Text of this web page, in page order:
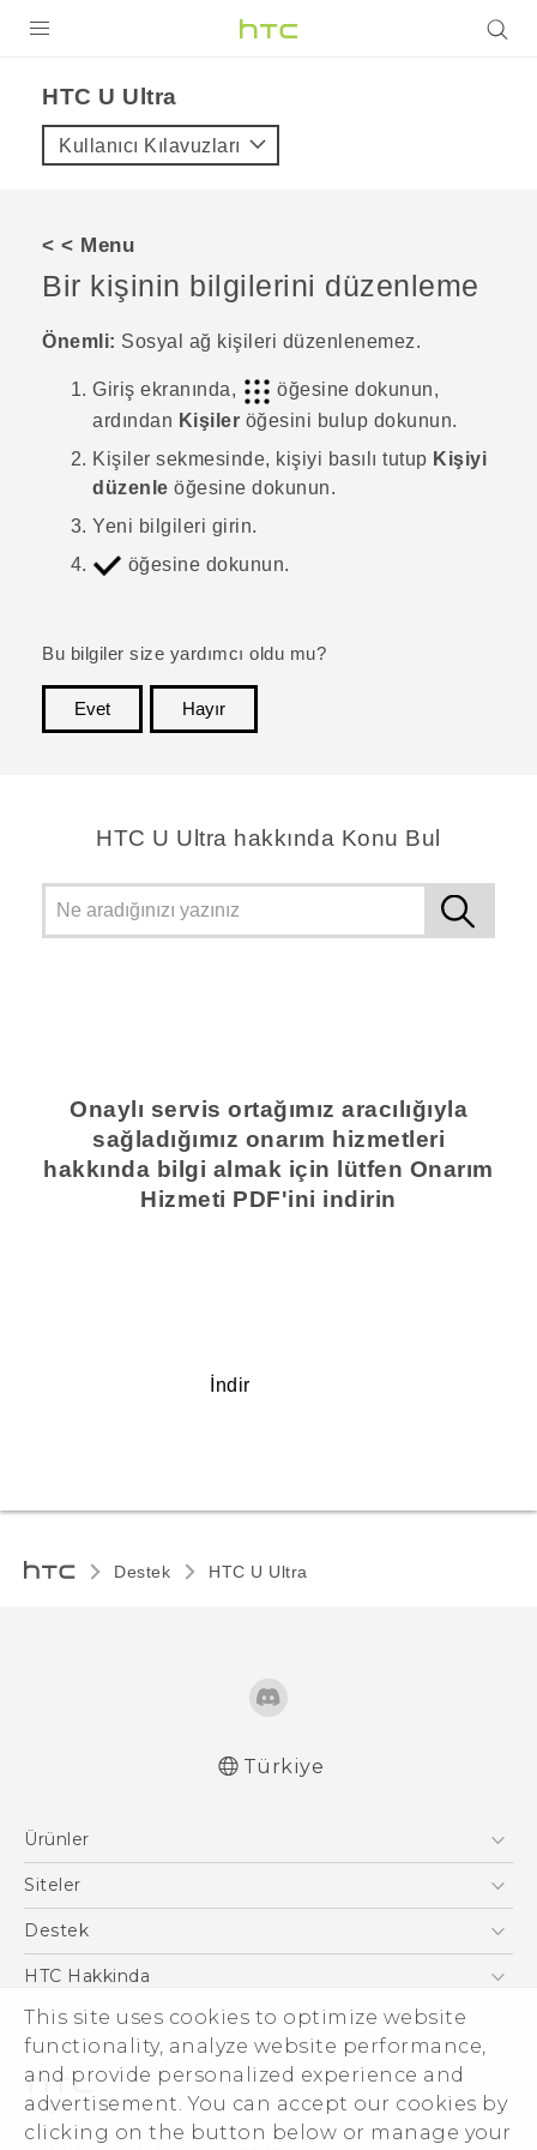
This site uses cookies to optimize website
functionality, analyze website performance,
and provide personalized experience and
advertisement. You can accept our cookies by
clicking on the button below or manage your
VIVE
VIVERSE
DESTEK
HTC U Ultra‎
Kullanıcı Kılavuzları
< < Menu
Bir kişinin bilgilerini düzenleme
Önemli: Sosyal ağ kişileri düzenlenemez.
Giriş ekranında,
öğesine dokunun,
ardından Kişiler öğesini bulup dokunun.
Kişiler sekmesinde, kişiyi basılı tutup Kişiyi
düzenle öğesine dokunun.
Yeni bilgileri girin.
öğesine dokunun.
Bu bilgiler size yardımcı oldu mu?
Evet
Hayır
HTC U Ultra hakkında Konu Bul
Onaylı servis ortağımız aracılığıyla
sağladığımız onarım hizmetleri
hakkında bilgi almak için lütfen Onarım
Hizmeti PDF'ini indirin
İndir
Destek HTC U Ultra‎
English - User manual
Türkiye
Ürünler
Akıllı Telefonlar
VIVE
Siteler
HTC Dev
Destek
Destek Merkezi
HTC Hakkinda
ESG
Yatırımcı (İNGİLİZCE)
Gizlilik Politikası
Ürün Güvenliği